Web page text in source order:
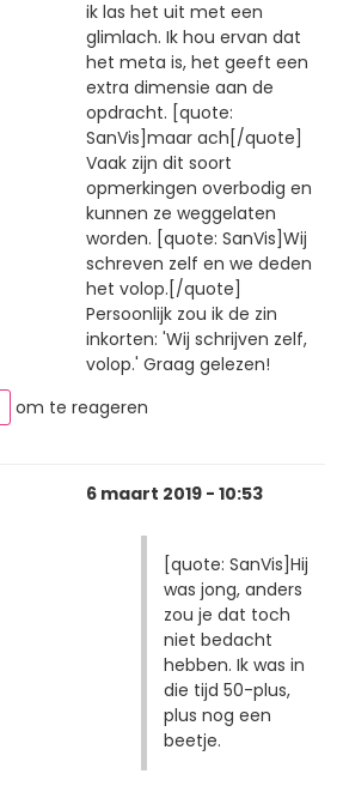
ik las het uit met een
glimlach. Ik hou ervan dat
het meta is, het geeft een
extra dimensie aan de
opdracht. [quote:
SanVis]maar ach[/quote]
Vaak zijn dit soort
opmerkingen overbodig en
kunnen ze weggelaten
worden. [quote: SanVis]Wij
schreven zelf en we deden
het volop.[/quote]
Persoonlijk zou ik de zin
inkorten: 'Wij schrijven zelf,
volop.' Graag gelezen!
om te reageren
6 maart 2019 - 10:53
[quote: SanVis]Hij
was jong, anders
zou je dat toch
niet bedacht
hebben. Ik was in
die tijd 50-plus,
plus nog een
beetje.